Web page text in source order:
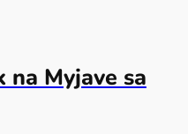
na Myjave sa